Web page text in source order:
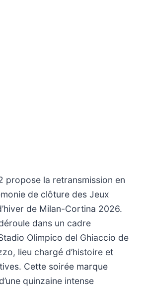
propose la retransmission en
de clôture des Jeux
de Milan-Cortina 2026.
dans un cadre
Olimpico del Ghiaccio de
lieu chargé d’histoire et
Cette soirée marque
quinzaine intense